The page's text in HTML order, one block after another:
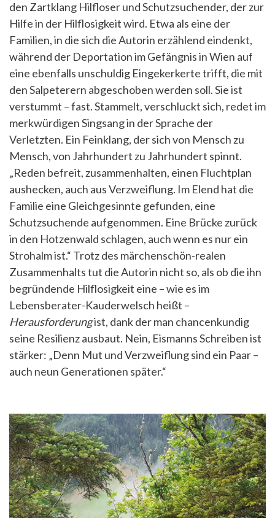
den Zartklang Hilfloser und Schutzsuchender, der zur
Hilfe in der Hilflosigkeit wird. Etwa als eine der
Familien, in die sich die Autorin erzählend eindenkt,
während der Deportation im Gefängnis in Wien auf
eine ebenfalls unschuldig Eingekerkerte trifft, die mit
den Salpeterern abgeschoben werden soll. Sie ist
verstummt – fast. Stammelt, verschluckt sich, redet im
merkwürdigen Singsang in der Sprache der
Verletzten. Ein Feinklang, der sich von Mensch zu
Mensch, von Jahrhundert zu Jahrhundert spinnt.
„Reden befreit, zusammenhalten, einen Fluchtplan
aushecken, auch aus Verzweiflung. Im Elend hat die
Familie eine Gleichgesinnte gefunden, eine
Schutzsuchende aufgenommen. Eine Brücke zurück
in den Hotzenwald schlagen, auch wenn es nur ein
Strohalm ist.“ Trotz des märchenschön-realen
Zusammenhalts tut die Autorin nicht so, als ob die ihn
begründende Hilflosigkeit eine – wie es im
Lebensberater-Kauderwelsch heißt –
Herausforderungist, dank der man chancenkundig
seine Resilienz ausbaut. Nein, Eismanns Schreiben ist
stärker: „Denn Mut und Verzweiflung sind ein Paar –
auch neun Generationen später.“